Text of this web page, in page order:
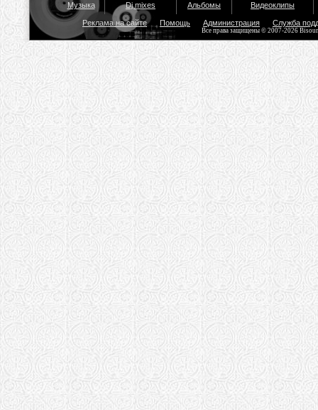
Музыка Dj mixes Альбомы Видеоклипы
Реклама на сайте Помощь Администрация Служба
Все права защищены © 2007-2026